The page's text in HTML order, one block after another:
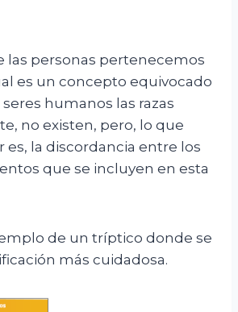
las personas pertenecemos
es un concepto equivocado
humanos las razas
no existen, pero, lo que
es, la discordancia entre los
que se incluyen en esta
de un tríptico donde se
más cuidadosa.